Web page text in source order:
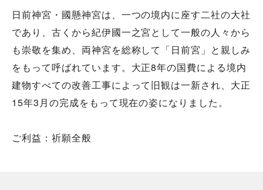
日前神宮・國懸神宮は、一つの境内に座す二社の大社
であり、古くから紀伊國一之宮として一般の人々から
も崇敬を集め、両神宮を総称して「日前宮」と親しみ
をもって呼ばれています。大正8年の国費による境内
建物すべての改善工事によって旧観は一新され、大正
15年3月の完成をもって現在の姿になりました。
ご利益：祈願全般